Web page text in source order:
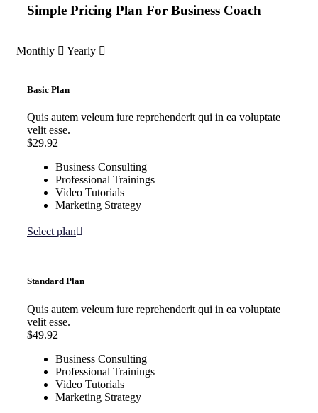
Simple Pricing Plan For Business Coach
Monthly Yearly
Basic Plan
Quis autem veleum iure reprehenderit qui in ea voluptate
velit esse.
$29.92
Business Consulting
Professional Trainings
Video Tutorials
Marketing Strategy
Select plan
Standard Plan
Quis autem veleum iure reprehenderit qui in ea voluptate
velit esse.
$49.92
Business Consulting
Professional Trainings
Video Tutorials
Marketing Strategy